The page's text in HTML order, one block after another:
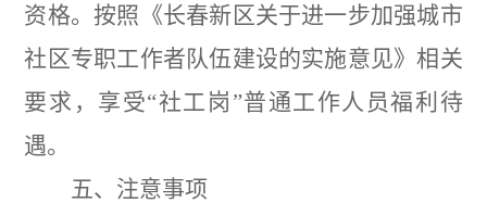
资格。按照《长春新区关于进一步加强城市
社区专职工作者队伍建设的实施意见》相关
要求，享受“社工岗 ”普通工作人员福利待
遇。
五、注意事项